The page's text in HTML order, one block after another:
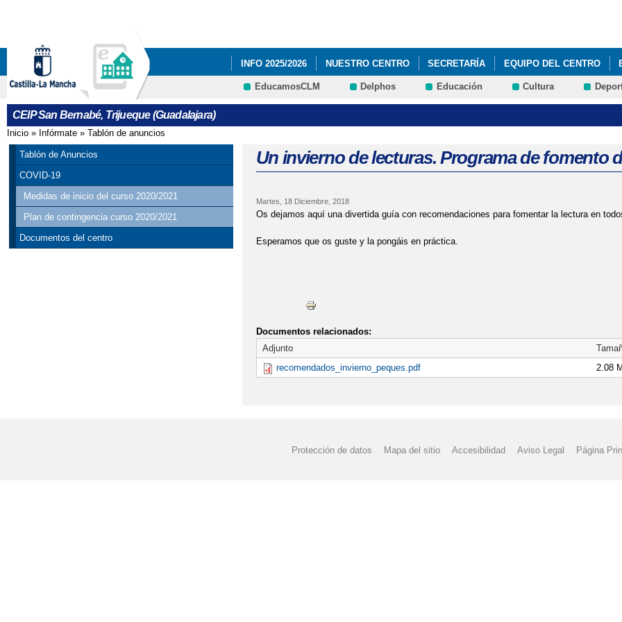
INFO 2025/2026 NUESTRO CENTRO SECRETARÍA EQUIPO DEL CENTRO
CARNAVAL 2023/2024 ESCULTURAS DE ANIMALES PLAN DE EMERGENCIA
EducamosCLM Delphos Educación Cultura
CEIP San Bernabé, Trijueque (Guadalajara)
Se encuentra usted aquí
Inicio » Infórmate » Tablón de anuncios
Tablón de Anuncios
COVID-19
Medidas de inicio del curso 2020/2021
Plan de contingencia curso 2020/2021
Documentos del centro
Un invierno de lecturas. Programa de fomento
Martes, 18 Diciembre, 2018
Os dejamos aquí una divertida guía con recomendaciones para fomentar la lectura en
Esperamos que os guste y la pongáis en práctica.
Documentos relacionados:
Adjunto
recomendados_invierno_peques.pdf
2.08
Protección de datos Mapa del sitio Accesibilidad Aviso Legal Página